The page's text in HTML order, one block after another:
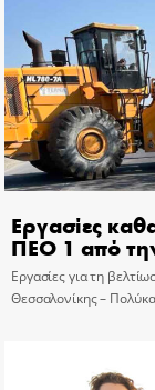
Εργασίες
ΠΕΟ 1 από
Εργασίες για τη
Θεσσαλονίκης –